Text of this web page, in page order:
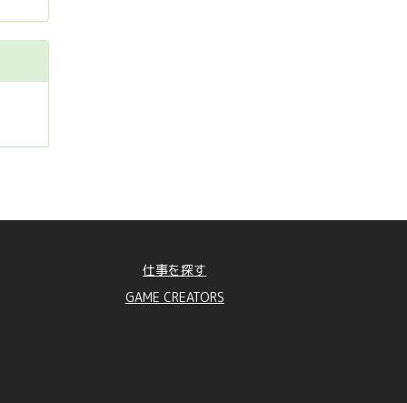
仕事を探す
GAME CREATORS